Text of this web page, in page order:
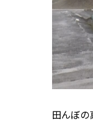
田んぼの